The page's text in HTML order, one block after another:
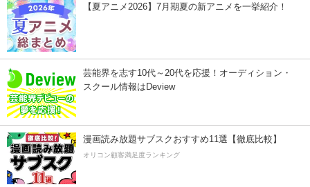
【夏アニメ2026】7月期夏の新アニメを一挙紹介！
芸能界を志す10代～20代を応援！オーディション・
スクール情報はDeview
漫画読み放題サブスクおすすめ11選【徹底比較】
オリコン顧客満足度ランキング